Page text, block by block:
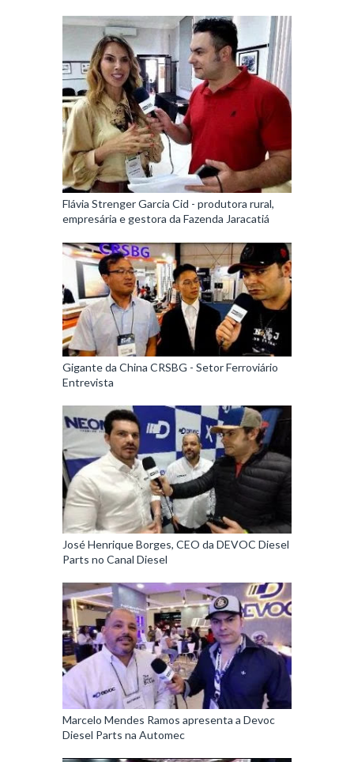
Flávia Strenger Garcia Cid - produtora rural,
empresária e gestora da Fazenda Jaracatiá
Gigante da China CRSBG - Setor Ferroviário
Entrevista
José Henrique Borges, CEO da DEVOC Diesel
Parts no Canal Diesel
Marcelo Mendes Ramos apresenta a Devoc
Diesel Parts na Automec